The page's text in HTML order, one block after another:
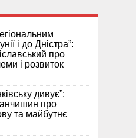
і до Дністра”:
про
і розвиток
дивує”:
про
та майбутнє